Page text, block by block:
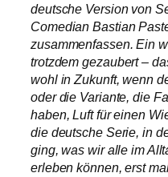
deutsche Version von
Comedian Bastian
zusammenfassen. Ein
trotzdem gezaubert –
wohl in Zukunft, wenn
oder die Variante, die
haben, Luft für einen
die deutsche Serie, in
ging, was wir alle im
erleben können, erst